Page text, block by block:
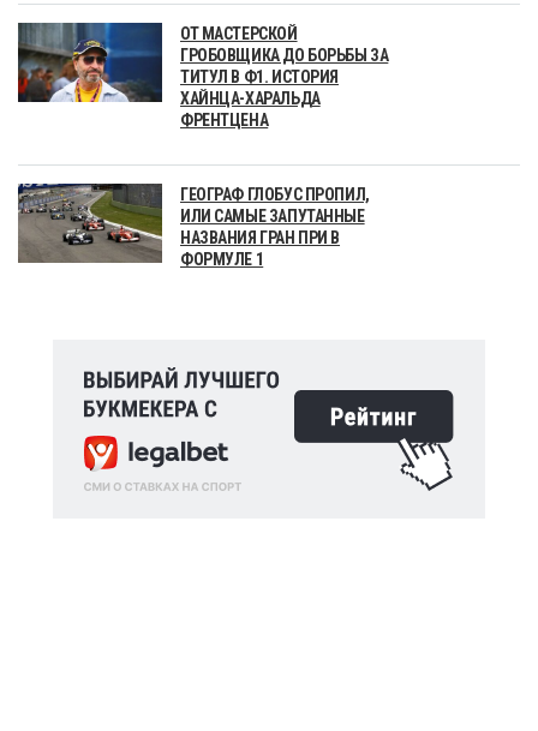
ОТ МАСТЕРСКОЙ
ГРОБОВЩИКА ДО БОРЬБЫ ЗА
ТИТУЛ В Ф1. ИСТОРИЯ
ХАЙНЦА-ХАРАЛЬДА
ФРЕНТЦЕНА
ГЕОГРАФ ГЛОБУС ПРОПИЛ,
ИЛИ САМЫЕ ЗАПУТАННЫЕ
НАЗВАНИЯ ГРАН ПРИ В
ФОРМУЛЕ 1